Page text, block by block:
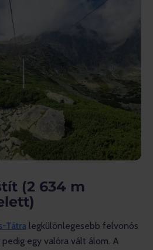
(2 634 m
Tátra legkülönlegesebb felvonós
egy valóra vált álom. A